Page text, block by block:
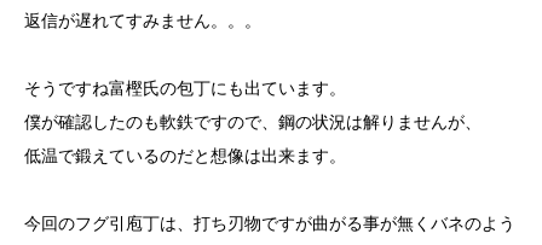
返信が遅れてすみません。。。
そうですね富樫氏の包丁にも出ています。
僕が確認したのも軟鉄ですので、鋼の状況は解りませんが、
低温で鍛えているのだと想像は出来ます。
今回のフグ引庖丁は、打ち刃物ですが曲がる事が無くバネのよう